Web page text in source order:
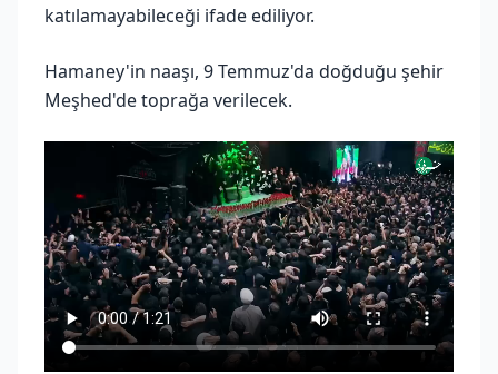
katılamayabileceği ifade ediliyor.
Hamaney'in naaşı, 9 Temmuz'da doğduğu şehir
Meşhed'de toprağa verilecek.